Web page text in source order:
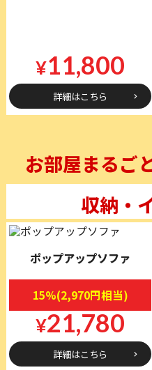
¥11,800
詳細はこちら
お部屋まるご
収納・
ポップアップソファ
15%(2,970円相当)
¥21,780
詳細はこちら